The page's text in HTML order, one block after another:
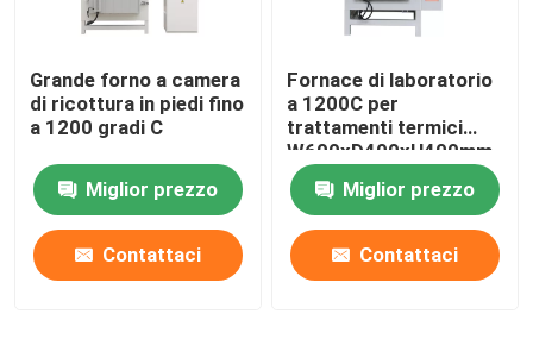
Grande forno a camera
di ricottura in piedi fino
a 1200 gradi C
Miglior prezzo
Contattaci
Fornace di laboratorio
a 1200C per
trattamenti termici
W600xD400xH400mm
Miglior prezzo
Contattaci